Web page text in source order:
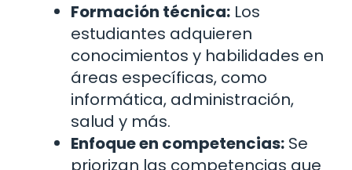
Formación técnica: Los
estudiantes adquieren
conocimientos y habilidades en
áreas específicas, como
informática, administración,
salud y más.
Enfoque en competencias: Se
priorizan las competencias que